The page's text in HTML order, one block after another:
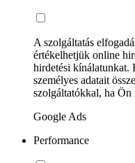
A szolgáltatás
értékelhetjük online
hirdetési kínálatunkat.
személyes adatait
szolgáltatókkal, ha Ön
Google Ads
Performance